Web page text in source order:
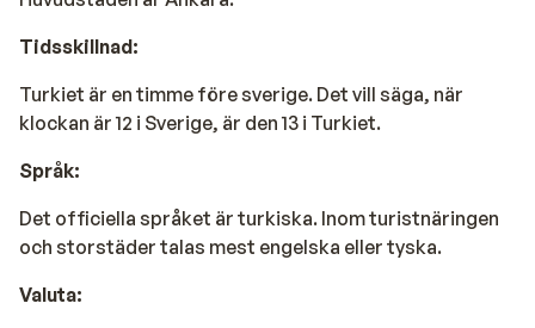
Tidsskillnad:
Turkiet är en timme före sverige. Det vill säga, när
klockan är 12 i Sverige, är den 13 i Turkiet.
Språk:
Det officiella språket är turkiska. Inom turistnäringen
och storstäder talas mest engelska eller tyska.
Valuta: